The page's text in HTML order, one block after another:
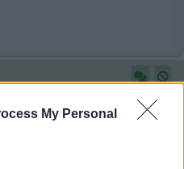
My Personal
bombolone ma non mi hanno